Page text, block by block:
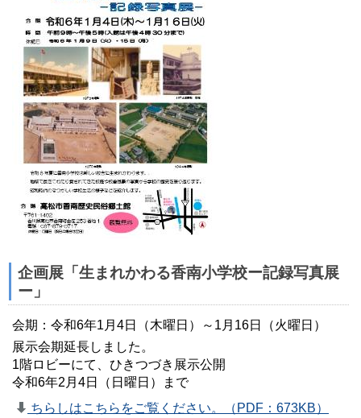
企画展「生まれかわる香南小学校ー記録写真展
ー」
会期：令和6年1月4日（木曜日）～1月16日（火曜日）
展示会期延長しました。
1階ロビーにて、ひきつづき展示公開
令和6年2月4日（日曜日）まで
ちらしはこちらをご覧ください。（PDF：673KB）